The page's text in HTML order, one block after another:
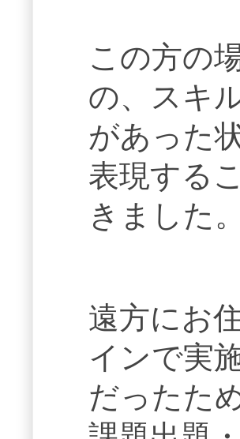
この方の
の、スキ
があった
表現する
きました。
遠方にお
インで実
だったた